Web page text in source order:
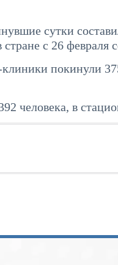
сутки
с 26 февраля
покинули
человека, в